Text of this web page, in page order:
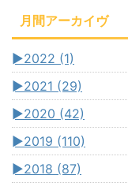
月間アーカイヴ
►2022 (1)
►2021 (29)
►2020 (42)
►2019 (110)
►2018 (87)